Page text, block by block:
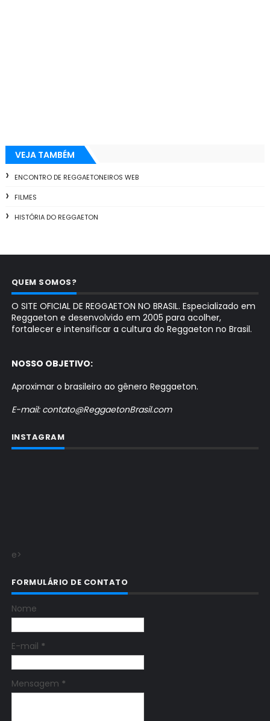
VEJA TAMBÉM
ENCONTRO DE REGGAETONEIROS WEB
FILMES
HISTÓRIA DO REGGAETON
QUEM SOMOS?
O SITE OFICIAL DE REGGAETON NO BRASIL. Especializado em
Reggaeton e desenvolvido em 2005 para acolher,
fortalecer e intensificar a cultura do Reggaeton no Brasil.
NOSSO OBJETIVO:
Aproximar o brasileiro ao gênero Reggaeton.
E-mail: contato@ReggaetonBrasil.com
INSTAGRAM
e>
FORMULÁRIO DE CONTATO
Nome
E-mail *
Mensagem *